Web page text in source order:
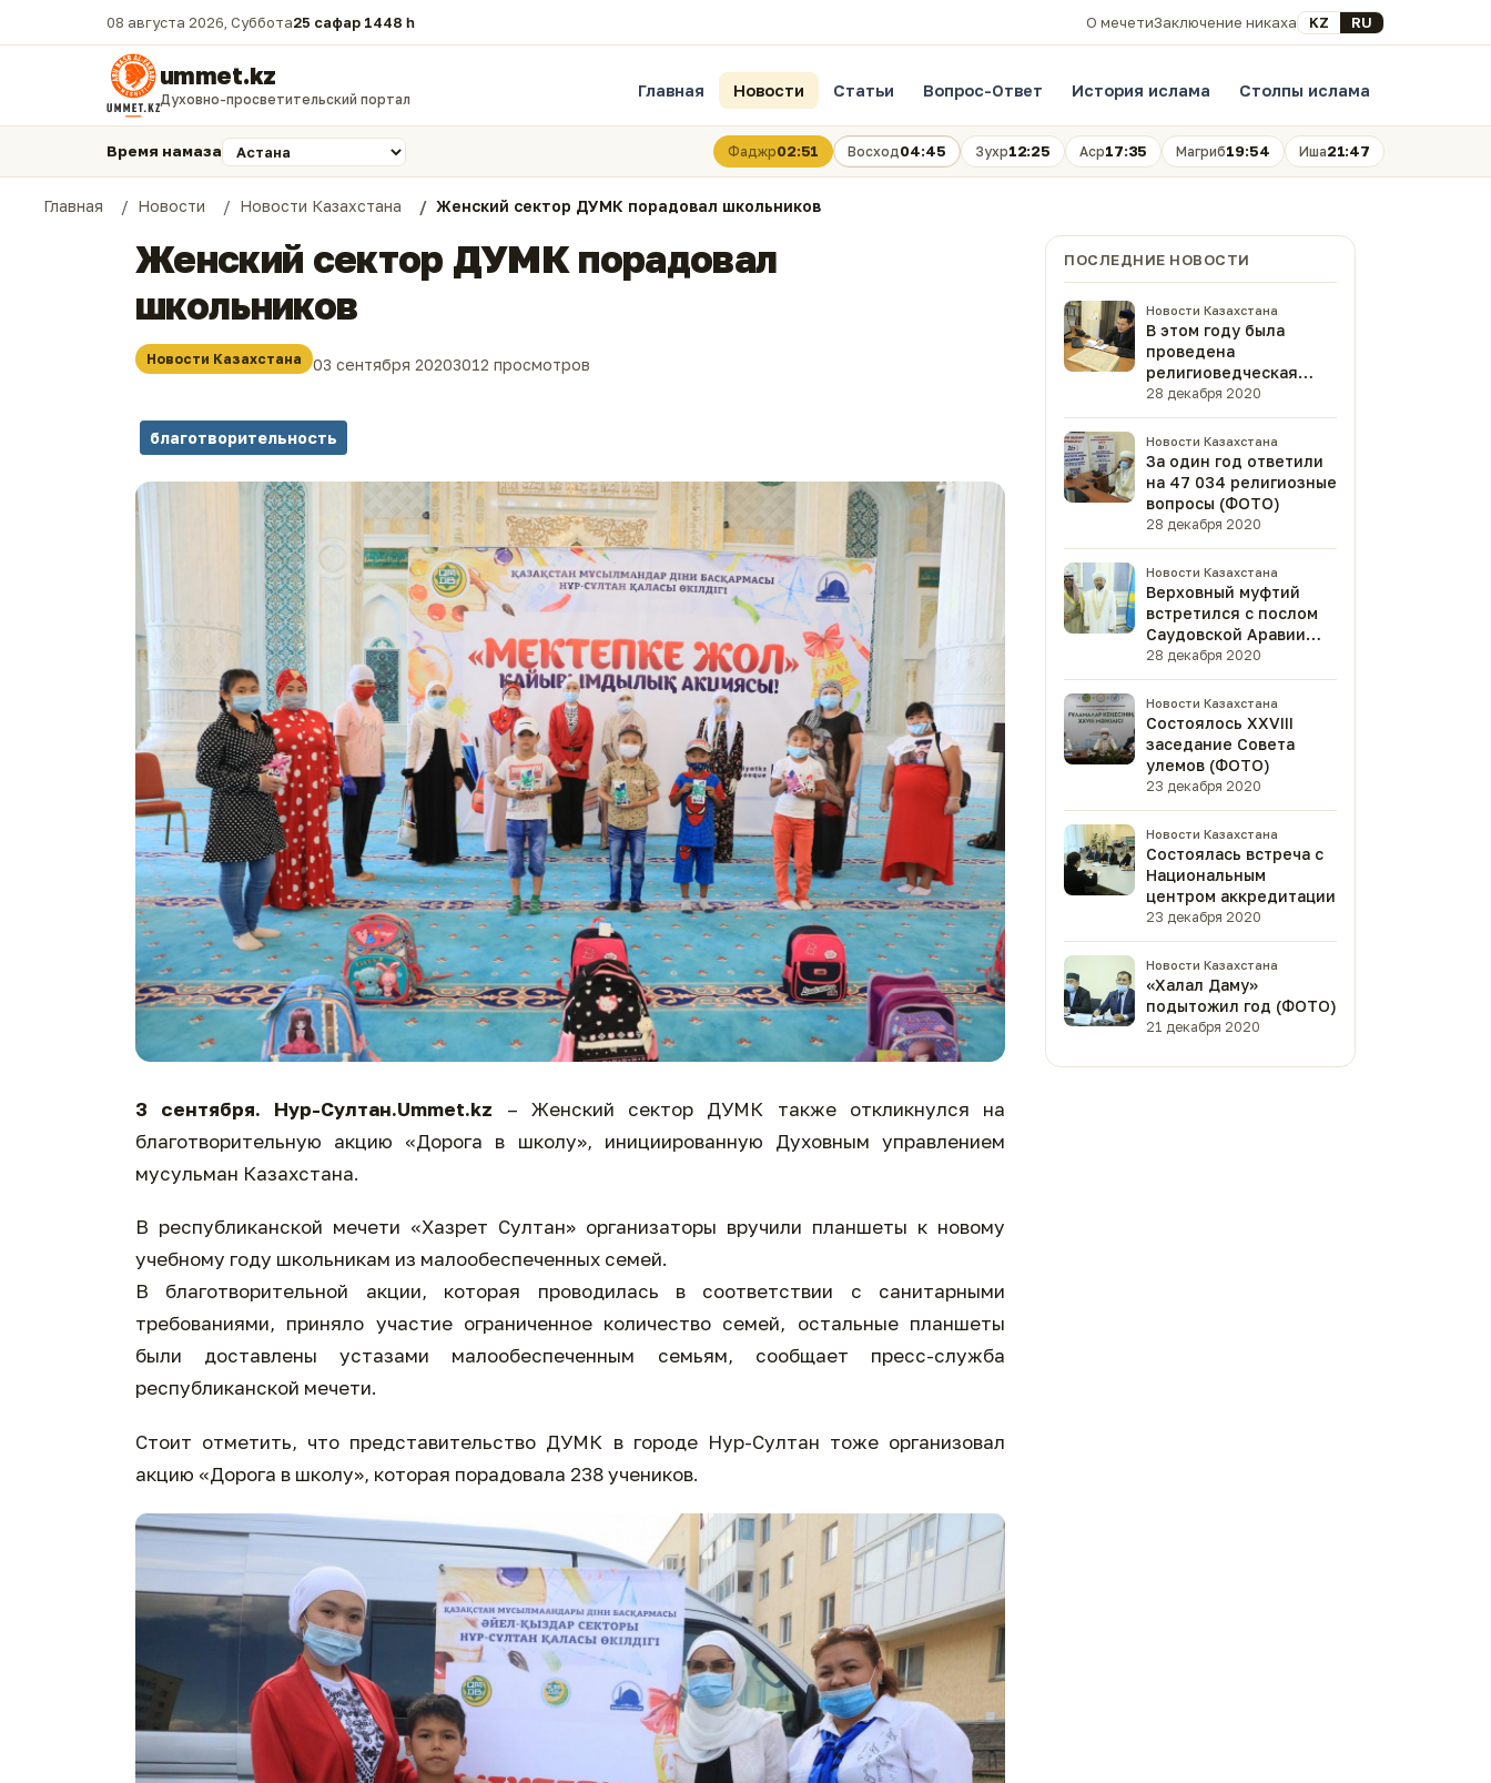
08 августа 2026, Суббота25 сафар 1448 һ. О мечетиЗаключение никахаВыберите язык
KZ RU
ummet.kz
Духовно-просветительский портал Главная Новости Статьи Вопрос-Ответ История ислама Столпы ислама
Время намаза Фаджр02:51 Восход04:45 Зухр12:25 Аср17:35 Магриб19:54 Иша21:47
Главная Новости Новости Казахстана Женский сектор ДУМК порадовал школьников
Женский сектор ДУМК порадовал
школьников
Новости Казахстана 03 сентября 20203012 просмотров
благотворительность
3 сентября. Нур-Султан.Ummet.kz – Женский сектор ДУМК также откликнулся на
благотворительную акцию «Дорога в школу», инициированную Духовным управлением
мусульман Казахстана.
В республиканской мечети «Хазрет Султан» организаторы вручили планшеты к новому
учебному году школьникам из малообеспеченных семей.
В благотворительной акции, которая проводилась в соответствии с санитарными
требованиями, приняло участие ограниченное количество семей, остальные планшеты
были доставлены устазами малообеспеченным семьям, сообщает пресс-служба
республиканской мечети.
Стоит отметить, что представительство ДУМК в городе Нур-Султан тоже организовал
акцию «Дорога в школу», которая порадовала 238 учеников.
ПОСЛЕДНИЕ НОВОСТИ
Новости Казахстана
В этом году была
проведена
религиоведческая
экспертиза 47 книг
(ФОТО)
28 декабря 2020
Новости Казахстана
За один год ответили
на 47 034 религиозные
вопросы (ФОТО)
28 декабря 2020
Новости Казахстана
Верховный муфтий
встретился с послом
Саудовской Аравии
(ФОТО)
28 декабря 2020
Новости Казахстана
Состоялось XXVIII
заседание Совета
улемов (ФОТО)
23 декабря 2020
Новости Казахстана
Состоялась встреча с
Национальным
центром аккредитации
23 декабря 2020
Новости Казахстана
«Халал Даму»
подытожил год (ФОТО)
21 декабря 2020